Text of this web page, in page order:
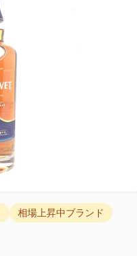
相場上昇中ブランド